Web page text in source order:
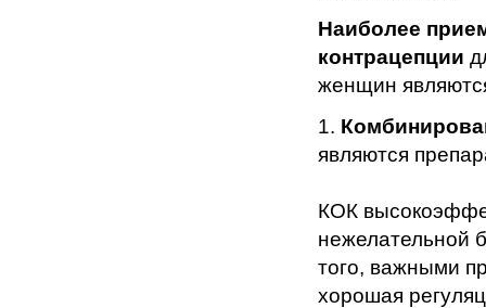
Наиболее
контрацепции
женщин
1.
являются
КОК
нежелательной
того, важными
хорошая